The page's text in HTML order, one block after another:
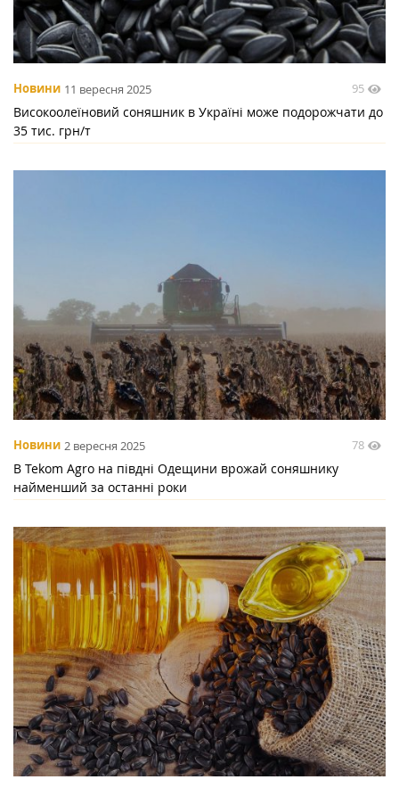
Новини 11 вересня 2025 95
Високоолеїновий соняшник в Україні може подорожчати до
35 тис. грн/т
Новини 2 вересня 2025 78
В Tekom Agro на півдні Одещини врожай соняшнику
найменший за останні роки